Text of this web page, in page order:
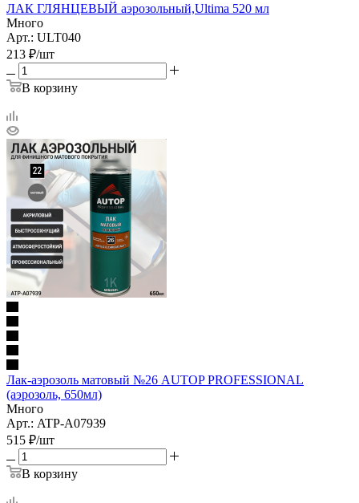
ЛАК ГЛЯНЦЕВЫЙ аэрозольный,Ultima 520 мл
Много
Арт.: ULT040
213 ₽/шт
В корзину
Лак-аэрозоль матовый №26 AUTOP PROFESSIONAL
(аэрозоль, 650мл)
Много
Арт.: ATP-A07939
515 ₽/шт
В корзину